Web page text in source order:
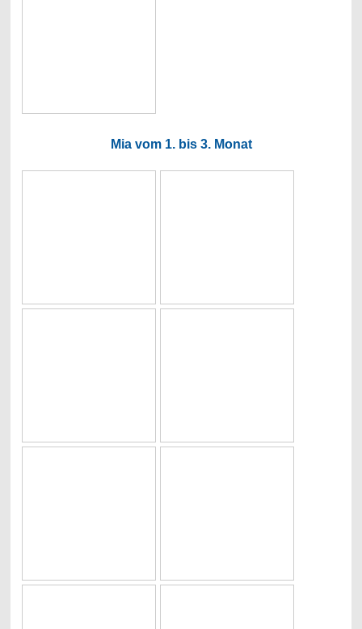
Mia vom 1. bis 3. Monat